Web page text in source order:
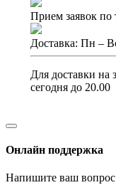
Прием заявок
Доставка: Пн –
Для доставки на
сегодня до 20.00
Онлайн поддержка
Напишите ваш